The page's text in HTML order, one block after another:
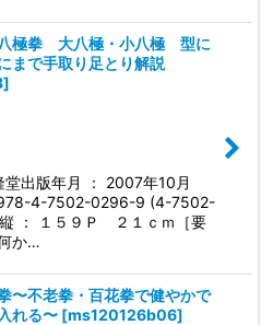
極拳 大八極・小八極 型に
まで手取り足とり解説
]
堂出版年月 ： 2007年10月
4-7502-0296-9 (4-7502-
： １５９Ｐ ２１ｃｍ［要
か…
〜不老拳・百花拳で健やかで
れる〜 [ms120126b06]